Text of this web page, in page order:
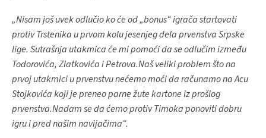
„Nisam još uvek odlučio ko će od „bonus“ igrača startovati
protiv Trstenika u prvom kolu jesenjeg dela prvenstva Srpske
lige. Sutrašnja utakmica će mi pomoći da se odlučim između
Todorovića, Zlatkovića i Petrova.Naš veliki problem što na
prvoj utakmici u prvenstvu nećemo moći da računamo na Acu
Stojkovića koji je preneo parne žute kartone iz prošlog
prvenstva.Nadam se da ćemo protiv Timoka ponoviti dobru
igru i pred našim navijačima“.